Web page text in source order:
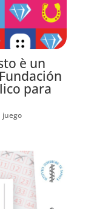
è un
para
juego